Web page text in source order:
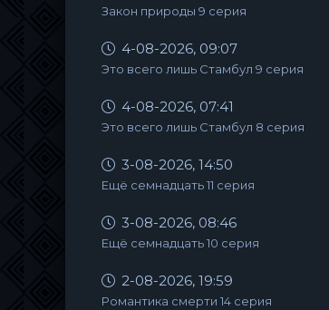
Закон природы 9 серия
4-08-2026, 09:07
Это всего лишь Стамбул 9 серия
4-08-2026, 07:41
Это всего лишь Стамбул 8 серия
3-08-2026, 14:50
Ещё семнадцать 11 серия
3-08-2026, 08:46
Ещё семнадцать 10 серия
2-08-2026, 19:59
Романтика смерти 14 серия